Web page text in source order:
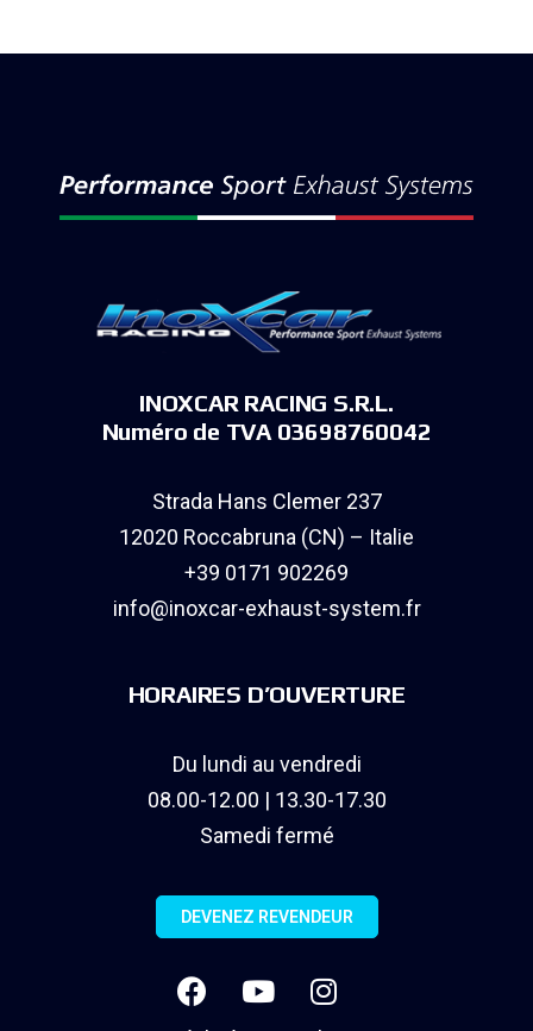
INOXCAR RACING S.R.L.
Numéro de TVA 03698760042
Strada Hans Clemer 237
12020 Roccabruna (CN) – Italie
+39 0171 902269
info@inoxcar-exhaust-system.fr
HORAIRES D’OUVERTURE
Du lundi au vendredi
08.00-12.00 | 13.30-17.30
Samedi fermé
DEVENEZ REVENDEUR